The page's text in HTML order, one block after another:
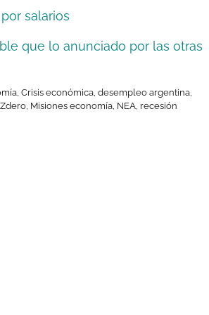
salarios
que lo anunciado por las otras
, Crisis económica, desempleo argentina,
, Misiones economía, NEA, recesión